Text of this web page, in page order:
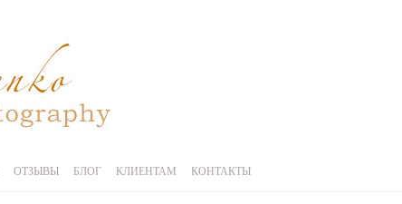
ОТЗЫВЫ БЛОГ КЛИЕНТАМ КОНТАКТЫ